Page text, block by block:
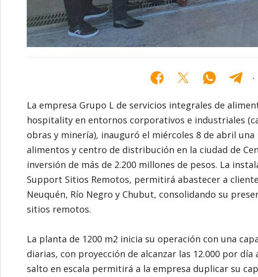
La empresa Grupo L de servicios integrales de
hospitality en entornos corporativos e industriales
obras y minería), inauguró el miércoles 8 de abril
alimentos y centro de distribución en la ciudad de
inversión de más de 2.200 millones de pesos. La
Support Sitios Remotos, permitirá abastecer a
Neuquén, Río Negro y Chubut, consolidando su
sitios remotos.
La planta de 1200 m2 inicia su operación con una
diarias, con proyección de alcanzar las 12.000 por
salto en escala permitirá a la empresa duplicar su